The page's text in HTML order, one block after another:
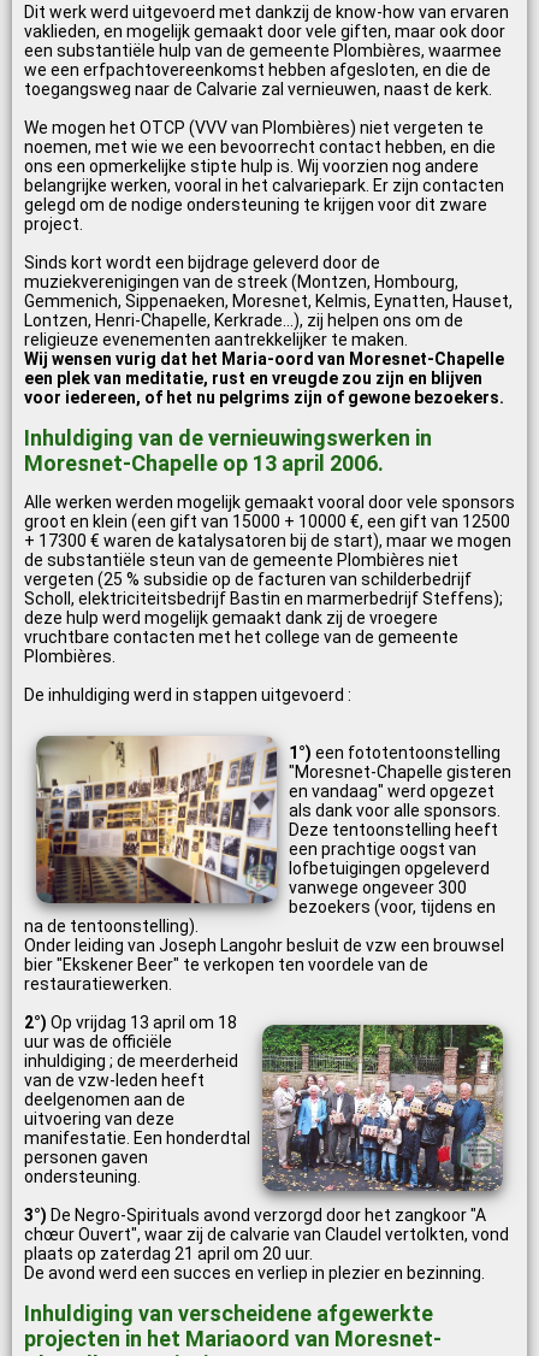
Dit werk werd uitgevoerd met dankzij de know-how van ervaren
vaklieden, en mogelijk gemaakt door vele giften, maar ook door
een substantiële hulp van de gemeente Plombières, waarmee
we een erfpachtovereenkomst hebben afgesloten, en die de
toegangsweg naar de Calvarie zal vernieuwen, naast de kerk.
We mogen het OTCP (VVV van Plombières) niet vergeten te
noemen, met wie we een bevoorrecht contact hebben, en die
ons een opmerkelijke stipte hulp is. Wij voorzien nog andere
belangrijke werken, vooral in het calvariepark. Er zijn contacten
gelegd om de nodige ondersteuning te krijgen voor dit zware
project.
Sinds kort wordt een bijdrage geleverd door de
muziekverenigingen van de streek (Montzen, Hombourg,
Gemmenich, Sippenaeken, Moresnet, Kelmis, Eynatten, Hauset,
Lontzen, Henri-Chapelle, Kerkrade...), zij helpen ons om de
religieuze evenementen aantrekkelijker te maken.
Wij wensen vurig dat het Maria-oord van Moresnet-Chapelle
een plek van meditatie, rust en vreugde zou zijn en blijven
voor iedereen, of het nu pelgrims zijn of gewone bezoekers.
Inhuldiging van de vernieuwingswerken in
Moresnet-Chapelle op 13 april 2006.
Alle werken werden mogelijk gemaakt vooral door vele sponsors
groot en klein (een gift van 15000 + 10000 €, een gift van 12500
+ 17300 € waren de katalysatoren bij de start), maar we mogen
de substantiële steun van de gemeente Plombières niet
vergeten (25 % subsidie op de facturen van schilderbedrijf
Scholl, elektriciteitsbedrijf Bastin en marmerbedrijf Steffens);
deze hulp werd mogelijk gemaakt dank zij de vroegere
vruchtbare contacten met het college van de gemeente
Plombières.
De inhuldiging werd in stappen uitgevoerd :
1°) een fototentoonstelling
"Moresnet-Chapelle gisteren
en vandaag" werd opgezet
als dank voor alle sponsors.
Deze tentoonstelling heeft
een prachtige oogst van
lofbetuigingen opgeleverd
vanwege ongeveer 300
bezoekers (voor, tijdens en
na de tentoonstelling).
Onder leiding van Joseph Langohr besluit de vzw een brouwsel
bier "Ekskener Beer" te verkopen ten voordele van de
restauratiewerken.
2°) Op vrijdag 13 april om 18
uur was de officiële
inhuldiging ; de meerderheid
van de vzw-leden heeft
deelgenomen aan de
uitvoering van deze
manifestatie. Een honderdtal
personen gaven
ondersteuning.
3°) De Negro-Spirituals avond verzorgd door het zangkoor "A
chœur Ouvert", waar zij de calvarie van Claudel vertolkten, vond
plaats op zaterdag 21 april om 20 uur.
De avond werd een succes en verliep in plezier en bezinning.
Inhuldiging van verscheidene afgewerkte
projecten in het Mariaoord van Moresnet-